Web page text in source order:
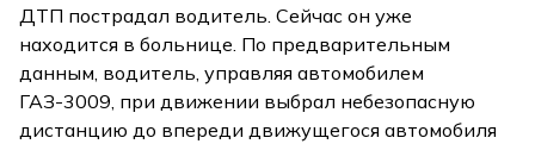
ДТП пострадал водитель. Сейчас он уже
находится в больнице. По предварительным
данным, водитель, управляя автомобилем
ГАЗ-3009, при движении выбрал небезопасную
дистанцию до впереди движущегося автомобиля